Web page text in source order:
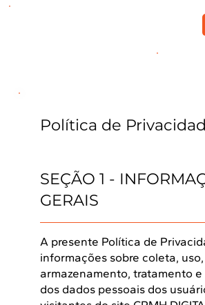
Política de
SEÇÃO 1 -
GERAIS
A presente Política de
informações sobre coleta, uso,
armazenamento, tratamento
dos dados pessoais dos